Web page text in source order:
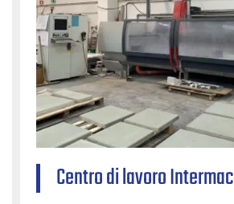
Centro di lavoro Intermac